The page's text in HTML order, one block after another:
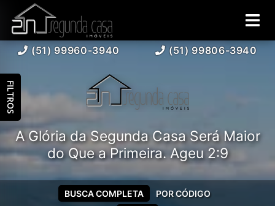
(51) 99960-3940 (51) 99806-3940
A Glória da Segunda Casa Será Maior
do Que a Primeira. Ageu 2:9
BUSCA COMPLETA POR CÓDIGO
FILTROS